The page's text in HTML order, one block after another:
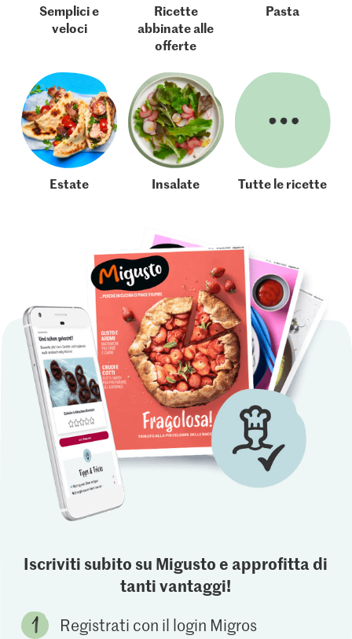
Semplici e
veloci
Ricette
abbinate alle
offerte
Pasta
Estate Insalate Tutte le ricette
Iscriviti subito su Migusto e approfitta di
tanti vantaggi!
Registrati con il login Migros